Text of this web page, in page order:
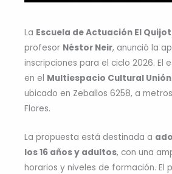
La Escuela de Actuación El
profesor Néstor Neir, anunció la
inscripciones para el ciclo 2026. El
en el Multiespacio Cultural
ubicado en Zeballos 6258, a
Flores.
La propuesta está destinada a
los 16 años y adultos, con una
horarios y niveles de formación. El